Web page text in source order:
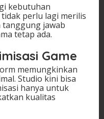
kebutuhan
perlu lagi merilis
jawab
tetap ada.
Game
memungkinkan
Studio kini bisa
hanya untuk
kualitas